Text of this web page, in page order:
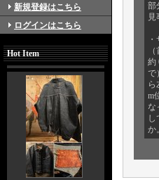
新規登録はこちら
ログインはこちら
Hot Item
部
見
約
で
ら
m
な
し
か。